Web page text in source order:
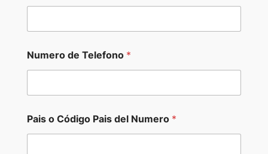
Numero de Telefono *
Pais o Código Pais del Numero *